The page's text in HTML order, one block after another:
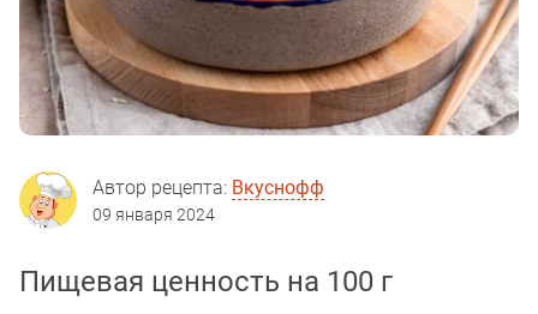
Автор рецепта: Вкуснофф
09 января 2024
Пищевая ценность на 100 г